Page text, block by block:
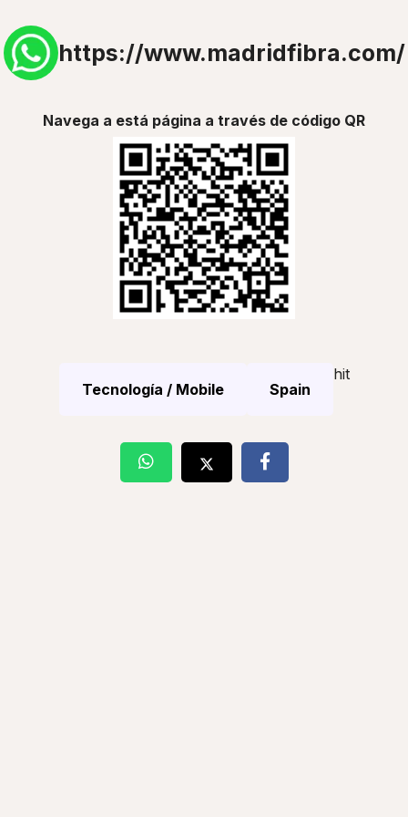
https://www.madridfibra.com/
Navega a está página a través de código QR
Tecnología / Mobile Spain
hit